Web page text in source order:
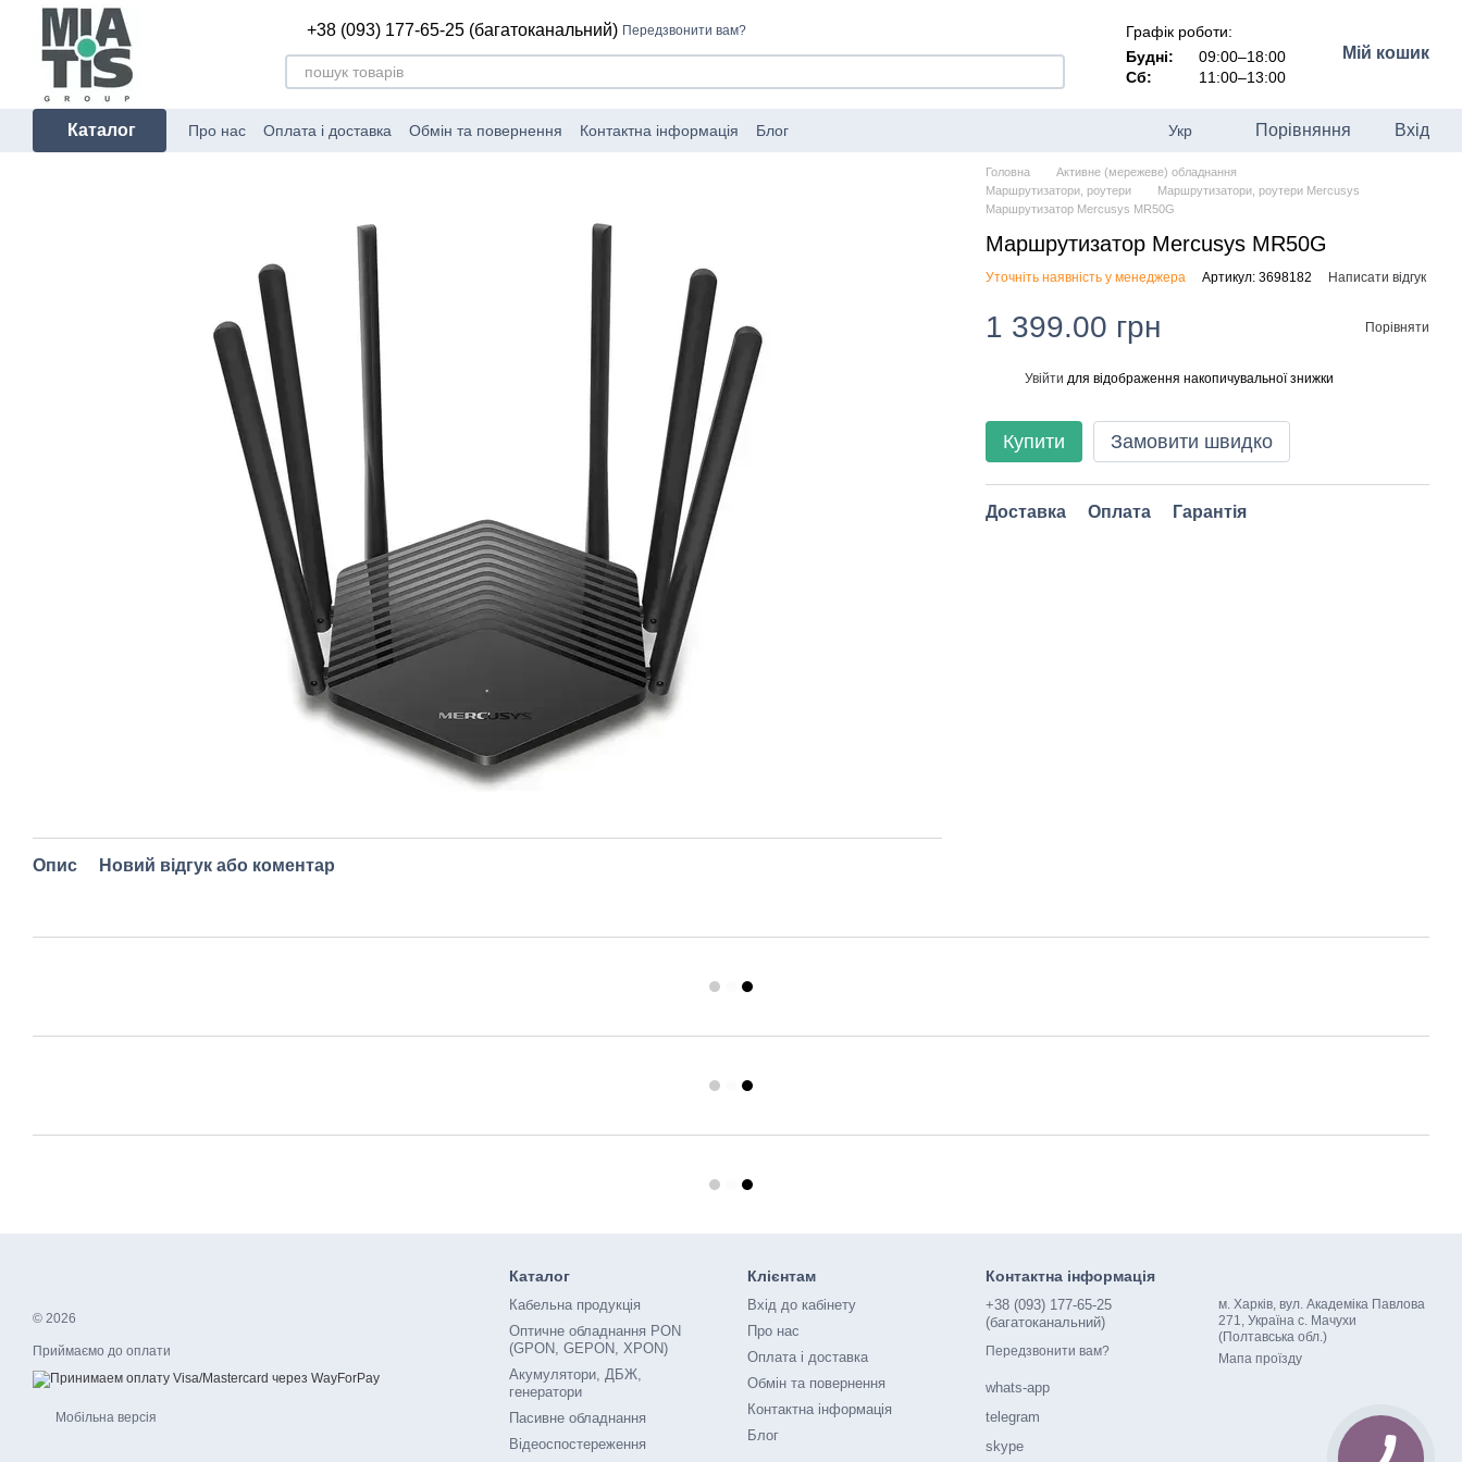
Перейти до основного контенту
+38 (093) 177-65-25 (багатоканальний) Передзвонити вам?
Графік роботи:
Будні:
09:00–18:00
Сб:
11:00–13:00
Мій кошик
Каталог Про нас Оплата і доставка Обмін та повернення Контактна інформація Блог Укр Порівняння Вхід
Опис Новий відгук або коментар
Головна
Активне (мережеве) обладнання
Маршрутизатори, роутери
Маршрутизатори, роутери Mercusys
Маршрутизатор Mercusys MR50G
Маршрутизатор Mercusys MR50G
Уточніть наявність у менеджера Артикул: 3698182 Написати відгук
1 399.00 грн Порівняти
Увійти для відображення накопичувальної знижки
Купити Замовити швидко
Доставка Оплата Гарантія
© 2026
Приймаємо до оплати
Мобільна версія
Каталог
Кабельна продукція
Оптичне обладнання PON
(GPON, GEPON, XPON)
Акумулятори, ДБЖ,
генератори
Пасивне обладнання
Відеоспостереження
Клієнтам
Вхід до кабінету
Про нас
Оплата і доставка
Обмін та повернення
Контактна інформація
Блог
Контактна інформація
+38 (093) 177-65-25
(багатоканальний)
Передзвонити вам?
whats-app
telegram
skype
м. Харків, вул. Академіка Павлова
271, Україна с. Мачухи
(Полтавська обл.)
Мапа проїзду